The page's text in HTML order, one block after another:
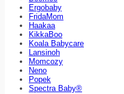
Ergobaby
FridaMom
Haakaa
KikkaBoo
Koala Babycare
Lansinoh
Momcozy
Neno
Popek
Spectra Baby®